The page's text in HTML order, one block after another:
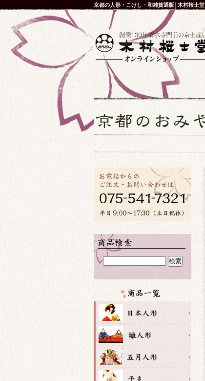
京都の人形・こけし・和雑貨通販│木村桜士堂